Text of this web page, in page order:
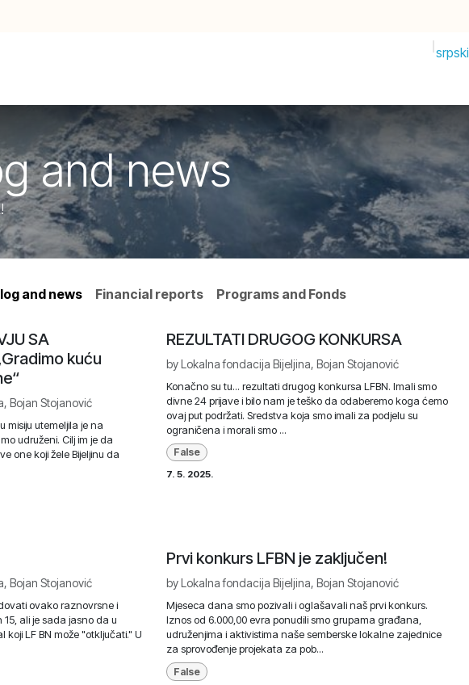
srpski
and news
and news Financial reports Programs and Fonds
SA
kuću
Bojan Stojanović
misiju utemeljila je na
udruženi. Cilj im je da
one koji žele Bijeljinu da
REZULTATI DRUGOG KONKURSA
byLokalna fondacija Bijeljina, Bojan Stojanović
Konačno su tu... rezultati drugog konkursa LFBN. Imali smo
divne 24 prijave i bilo nam je teško da odaberemo koga ćemo
ovaj put podržati. Sredstva koja smo imali za podjelu su
ograničena i morali smo ...
False
7. 5. 2025.
Bojan Stojanović
ovako raznovrsne i
ali je sada jasno da u
koji LF BN može "otključati." U
Prvi konkurs LFBN je zaključen!
byLokalna fondacija Bijeljina, Bojan Stojanović
Mjeseca dana smo pozivali i oglašavali naš prvi konkurs.
Iznos od 6.000,00 evra ponudili smo grupama građana,
udruženjima i aktivistima naše semberske lokalne zajednice
za sprovođenje projekata za pob...
False